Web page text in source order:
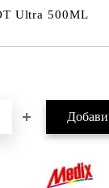
Ultra 500ML